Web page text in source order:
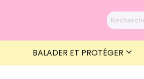
BALADER ET PROTÉGER